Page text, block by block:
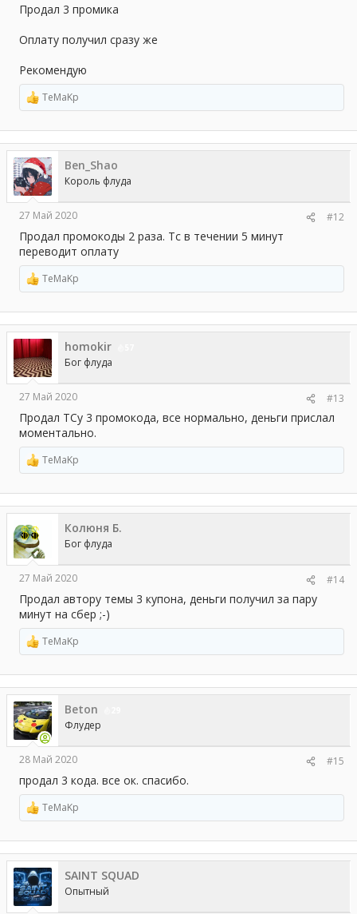
Продал 3 промика
Оплату получил сразу же
Рекомендую
Р
е
а
к
ц
и
и
:
TeMaKp
Ben_Shao
Король флуда
27 Май 2020 #12
Продал промокоды 2 раза. Тс в течении 5 минут
переводит оплату
Р
е
а
к
ц
и
и
:
TeMaKp
homokir
Бог флуда
27 Май 2020 #13
Продал ТСу 3 промокода, все нормально, деньги прислал
моментально.
Р
е
а
к
ц
и
и
:
TeMaKp
Колюня Б.
Бог флуда
27 Май 2020 #14
Продал автору темы 3 купона, деньги получил за пару
минут на сбер ;-)
Р
е
а
к
ц
и
и
:
TeMaKp
Beton
Флудер
28 Май 2020 #15
продал 3 кода. все ок. спасибо.
Р
е
а
к
ц
и
и
:
TeMaKp
SAINT SQUAD
Опытный